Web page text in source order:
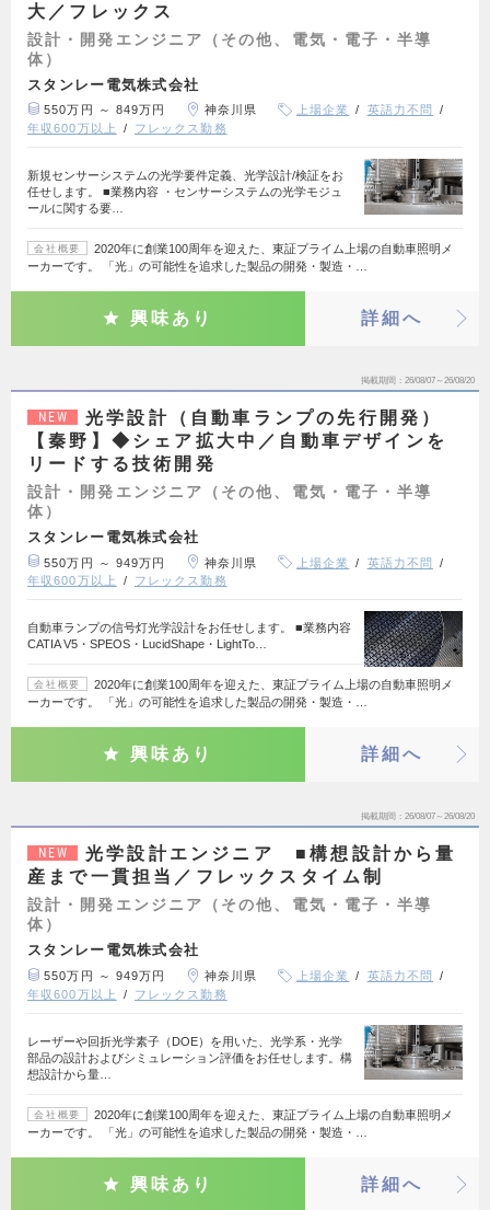
大／フレックス
設計・開発エンジニア（その他、電気・電子・半導
体）
スタンレー電気株式会社
550万円 ～ 849万円 神奈川県 上場企業
英語力不問
年収600万以上
フレックス勤務
新規センサーシステムの光学要件定義、光学設計/検証をお
任せします。 ■業務内容 ・センサーシステムの光学モジュ
ールに関する要…
会社概要
2020年に創業100周年を迎えた、東証プライム上場の自動車照明メ
ーカーです。 「光」の可能性を追求した製品の開発・製造・…
興味あり 詳細へ
掲載期間 26/08/07～26/08/20
NEW
光学設計（自動車ランプの先行開発）
【秦野】◆シェア拡大中／自動車デザインを
リードする技術開発
設計・開発エンジニア（その他、電気・電子・半導
体）
スタンレー電気株式会社
550万円 ～ 949万円 神奈川県 上場企業
英語力不問
年収600万以上
フレックス勤務
自動車ランプの信号灯光学設計をお任せします。 ■業務内容
CATIA V5・SPEOS・LucidShape・LightTo…
会社概要
2020年に創業100周年を迎えた、東証プライム上場の自動車照明メ
ーカーです。 「光」の可能性を追求した製品の開発・製造・…
興味あり 詳細へ
掲載期間 26/08/07～26/08/20
NEW
光学設計エンジニア ■構想設計から量
産まで一貫担当／フレックスタイム制
設計・開発エンジニア（その他、電気・電子・半導
体）
スタンレー電気株式会社
550万円 ～ 949万円 神奈川県 上場企業
英語力不問
年収600万以上
フレックス勤務
レーザーや回折光学素子（DOE）を用いた、光学系・光学
部品の設計およびシミュレーション評価をお任せします。構
想設計から量…
会社概要
2020年に創業100周年を迎えた、東証プライム上場の自動車照明メ
ーカーです。 「光」の可能性を追求した製品の開発・製造・…
興味あり 詳細へ